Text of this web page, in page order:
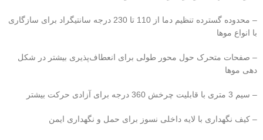
– محدوده گسترده تنظیم دما از 110 تا 230 درجه سانتیگراد برای سازگاری
با انواع موها
– صفحات متحرک حول محور طولی برای انعطاف‌پذیری بیشتر در شکل
دهی موها
– سیم 3 متری با قابلیت چرخش 360 درجه برای آزادی حرکت بیشتر
– کیف نگهداری با لایه داخلی نسوز برای حمل و نگهداری ایمن